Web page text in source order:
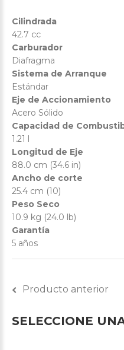
Cilindrada
42.7 cc
Carburador
Diafragma
Sistema de Arranque
Estándar
Eje de Accionamiento
Acero Sólido
Capacidad de
1.21 l
Longitud de Eje
88.0 cm (34.6 in)
Ancho de corte
25.4 cm (10)
Peso Seco
10.9 kg (24.0 lb)
Garantía
5 años
Producto anterior
SELECCIONE